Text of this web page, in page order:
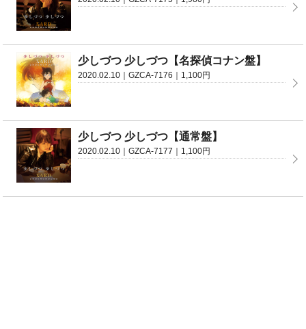
少しづつ 少しづつ【名探偵コナン盤】
2020.02.10｜GZCA-7176｜1,100円
少しづつ 少しづつ【通常盤】
2020.02.10｜GZCA-7177｜1,100円